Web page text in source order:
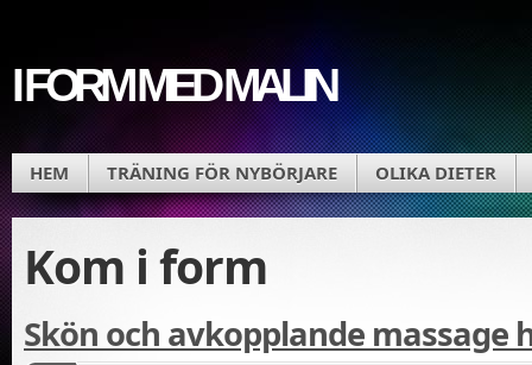
I FORM MED MALIN
HEM TRÄNING FÖR NYBÖRJARE OLIKA DIETER
Kom i form
Skön och avkopplande massage